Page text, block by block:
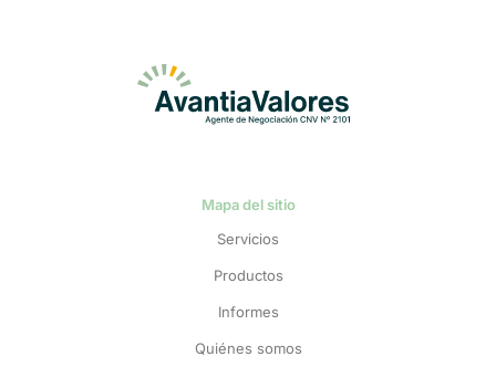
Mapa del sitio
Servicios
Productos
Informes
Quiénes somos